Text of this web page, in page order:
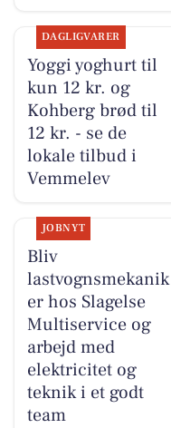
DAGLIGVARER
Yoggi yoghurt til
kun 12 kr. og
Kohberg brød til
12 kr. - se de
lokale tilbud i
Vemmelev
JOBNYT
Bliv
lastvognsmekanik
er hos Slagelse
Multiservice og
arbejd med
elektricitet og
teknik i et godt
team